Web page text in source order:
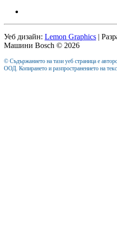
Уеб дизайн: Lemon Graphics |
Машини Bosch © 2026
© Съдържанието на тази уеб страница е
ООД. Копирането и разпространението на